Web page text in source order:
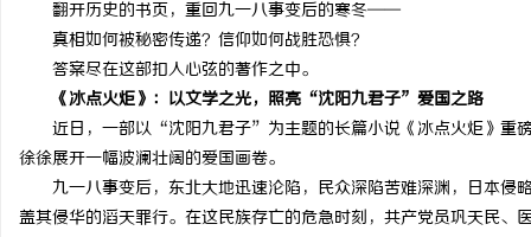
翻开历史的书页，重回九一八事变后的寒冬——
真相如何被秘密传递？信仰如何战胜恐惧？
答案尽在这部扣人心弦的著作之中。
《冰点火炬》：以文学之光，照亮“沈阳九君子”爱国之路
近日，一部以“沈阳九君子”为主题的长篇小说《冰点火炬》重
徐徐展开一幅波澜壮阔的爱国画卷。
九一八事变后，东北大地迅速沦陷，民众深陷苦难深渊，日本
盖其侵华的滔天罪行。在这民族存亡的危急时刻，共产党员巩天民